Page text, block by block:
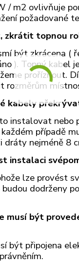
/ m2 ovlivňuje
požadované
zkrátit topnou
být zkrácena (
). Topný kabel
proříznout.
rozměrům
kabely
instalovat nebo
případě
dráty nejméně 8
instalaci
lze provést
dodrženy
musí být
být připojena